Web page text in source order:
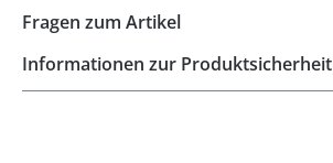
Fragen zum Artikel
Informationen zur Produktsicherheit